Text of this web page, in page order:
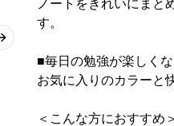
Next slide
ノートをきれいにまと
す。
■毎日の勉強が楽しくな
お気に入りのカラーと
＜こんな方におすすめ＞